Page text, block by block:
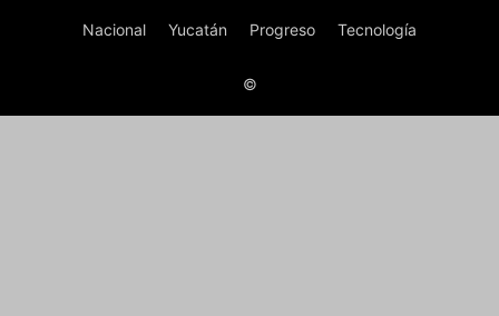
Nacional Yucatán Progreso Tecnología
©